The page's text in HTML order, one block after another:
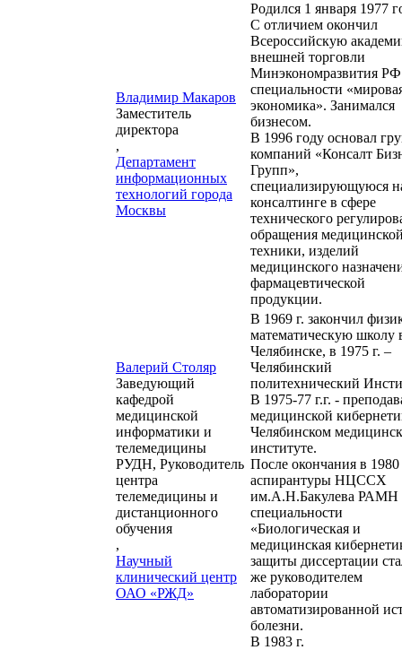
Владимир Макаров
Заместитель
директора
,
Департамент
информационных
технологий города
Москвы
Родился 1 января 1977
С отличием окончил
Всероссийскую
внешней торговли
Минэкономразвития
специальности
экономика». Занимался
бизнесом.
В 1996 году основал
компаний «Консалт
Групп»,
специализирующуюся
консалтинге в сфере
технического
обращения
техники, изделий
медицинского
фармацевтической
продукции.
Валерий Столяр
Заведующий
кафедрой
медицинской
информатики и
телемедицины
РУДН, Руководитель
центра
телемедицины и
дистанционного
обучения
,
Научный
клинический центр
ОАО «РЖД»
В 1969 г. закончил
математическую школу
Челябинске, в 1975 г. –
Челябинский
политехнический
В 1975-77 г.г. -
медицинской
Челябинском
институте.
После окончания в 1980
аспирантуры НЦССХ
им.А.Н.Бакулева РАМН
специальности
«Биологическая и
медицинская
защиты диссертации
же руководителем
лаборатории
автоматизированной
болезни.
В 1983 г.